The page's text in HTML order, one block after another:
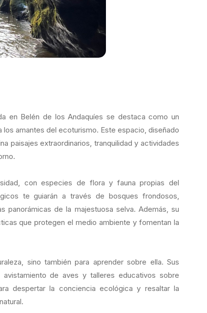
en Belén de los Andaquíes se destaca como un
amantes del ecoturismo. Este espacio, diseñado
paisajes extraordinarios, tranquilidad y actividades
con especies de flora y fauna propias del
te guiarán a través de bosques frondosos,
panorámicas de la majestuosa selva. Además, su
que protegen el medio ambiente y fomentan la
sino también para aprender sobre ella. Sus
de aves y talleres educativos sobre
despertar la conciencia ecológica y resaltar la